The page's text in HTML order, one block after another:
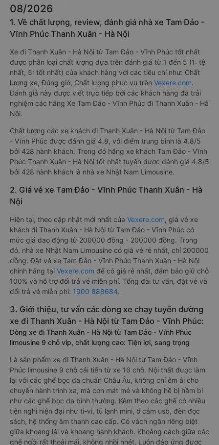
08/2026
1. Về chất lượng, review, đánh giá nhà xe Tam Đảo -
Vĩnh Phúc Thanh Xuân - Hà Nội
Xe đi Thanh Xuân - Hà Nội từ Tam Đảo - Vĩnh Phúc tốt nhất
được phân loại chất lượng dựa trên đánh giá từ 1 đến 5 (1: tệ
nhất, 5: tốt nhất) của khách hàng với các tiêu chí như: Chất
lượng xe, Đúng giờ, Chất lượng phục vụ trên Vexere.com.
Đánh giá này được viết trực tiếp bởi các khách hàng đã trải
nghiệm các hãng Xe Tam Đảo - Vĩnh Phúc đi Thanh Xuân - Hà
Nội.
Chất lượng các xe khách đi Thanh Xuân - Hà Nội từ Tam Đảo
- Vĩnh Phúc được đánh giá 4.8, với điểm trung bình là 4.8/5
bởi 428 hành khách. Trong đó hãng xe khách Tam Đảo - Vĩnh
Phúc Thanh Xuân - Hà Nội tốt nhất tuyến được đánh giá 4.8/5
bởi 428 hành khách là nhà xe Nhật Nam Limousine.
2. Giá vé xe Tam Đảo - Vĩnh Phúc Thanh Xuân - Hà
Nội
Hiện tại, theo cập nhật mới nhất của Vexere.com, giá vé xe
khách đi Thanh Xuân - Hà Nội từ Tam Đảo - Vĩnh Phúc có
mức giá dao động từ 200000 đồng - 200000 đồng. Trong
đó, nhà xe Nhật Nam Limousine có giá vé rẻ nhất, chỉ 200000
đồng. Đặt vé xe Tam Đảo - Vĩnh Phúc Thanh Xuân - Hà Nội
chính hãng tại Vexere.com để có giá rẻ nhất, đảm bảo giữ chỗ
100% và hỗ trợ đổi trả vé miễn phí. Tổng đài tư vấn, đặt vé và
đổi trả vé miễn phí: 1900 888684.
3. Giới thiệu, tư vấn các dòng xe chạy tuyến đường
xe đi Thanh Xuân - Hà Nội từ Tam Đảo - Vĩnh Phúc:
Dòng xe đi Thanh Xuân - Hà Nội từ Tam Đảo - Vĩnh Phúc
limousine 9 chỗ vip, chất lượng cao: Tiện lợi, sang trọng
Là sản phẩm xe đi Thanh Xuân - Hà Nội từ Tam Đảo - Vĩnh
Phúc limousine 9 chỗ cải tiến từ xe 16 chỗ. Nội thất được làm
lại với các ghế bọc da chuẩn Châu Âu, không chỉ êm ái cho
chuyến hành trình xa, mà còn mát mẻ và không hề bị hầm bí
như các ghế bọc da bình thường. Kèm theo các ghế có nhiều
tiện nghi hiện đại như ti-vi, tủ lạnh mini, ổ cắm usb, đèn đọc
sách, hệ thống âm thanh cao cấp. Có vách ngăn riêng biệt
giữa khoang lái và khoang hành khách. Khoảng cách giữa các
ghế ngồi rất thoải mái, không nhồi nhét. Luôn đáp ứng được